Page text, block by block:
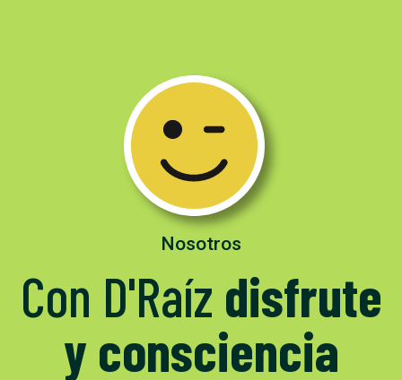
Nosotros
Con D'Raíz disfrute
y consciencia